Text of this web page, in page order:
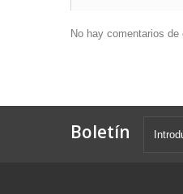
No hay comentarios
Boletín